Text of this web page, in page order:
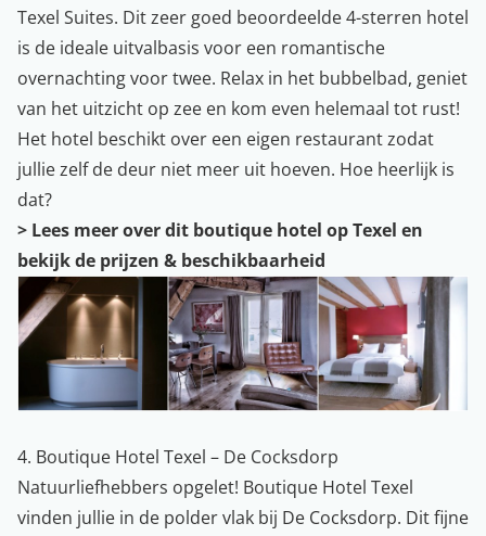
Texel Suites. Dit zeer goed beoordeelde 4-sterren hotel
is de ideale uitvalbasis voor een romantische
overnachting voor twee. Relax in het bubbelbad, geniet
van het uitzicht op zee en kom even helemaal tot rust!
Het hotel beschikt over een eigen restaurant zodat
jullie zelf de deur niet meer uit hoeven. Hoe heerlijk is
dat?
> Lees meer over dit boutique hotel op Texel en
bekijk de prijzen & beschikbaarheid
4. Boutique Hotel Texel – De Cocksdorp
Natuurliefhebbers opgelet! Boutique Hotel Texel
vinden jullie in de polder vlak bij De Cocksdorp. Dit fijne